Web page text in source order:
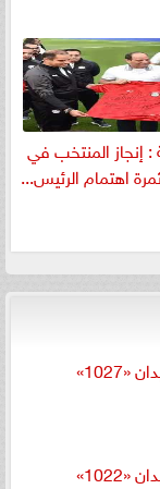
إنجاز المنتخب في
اهتمام الرئيس...